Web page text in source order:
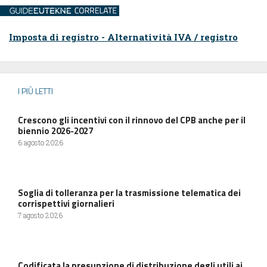
Imposta di registro - Alternatività IVA / registro
I PIÙ LETTI
Crescono gli incentivi con il rinnovo del CPB anche per il
biennio 2026-2027
6 agosto 2026
Soglia di tolleranza per la trasmissione telematica dei
corrispettivi giornalieri
7 agosto 2026